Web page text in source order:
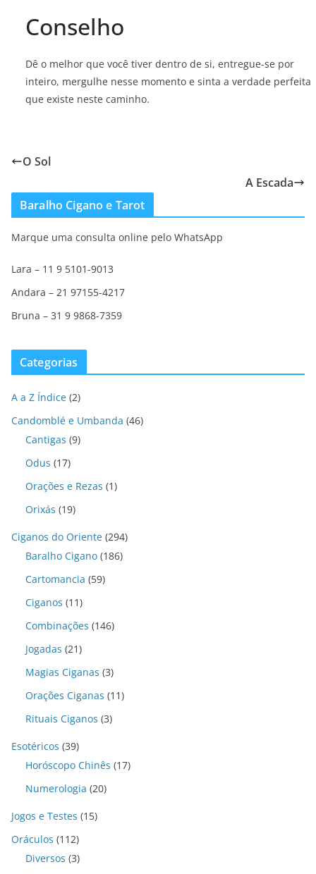
Conselho
Dê o melhor que você tiver dentro de si, entregue-se por
inteiro, mergulhe nesse momento e sinta a verdade perfeita
que existe neste caminho.
O Sol
A Escada
Baralho Cigano e Tarot
Marque uma consulta online pelo WhatsApp
Lara – 11 9 5101-9013
Andara – 21 97155-4217
Bruna – 31 9 9868-7359
Categorias
A a Z Índice (2)
Candomblé e Umbanda (46)
Cantigas (9)
Odus (17)
Orações e Rezas (1)
Orixás (19)
Ciganos do Oriente (294)
Baralho Cigano (186)
Cartomancia (59)
Ciganos (11)
Combinações (146)
Jogadas (21)
Magias Ciganas (3)
Orações Ciganas (11)
Rituais Ciganos (3)
Esotéricos (39)
Horóscopo Chinês (17)
Numerologia (20)
Jogos e Testes (15)
Oráculos (112)
Diversos (3)